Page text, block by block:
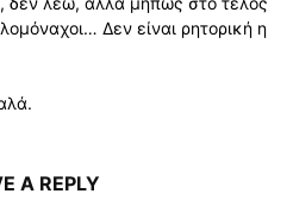
Δεν είναι ρητορική η
A REPLY